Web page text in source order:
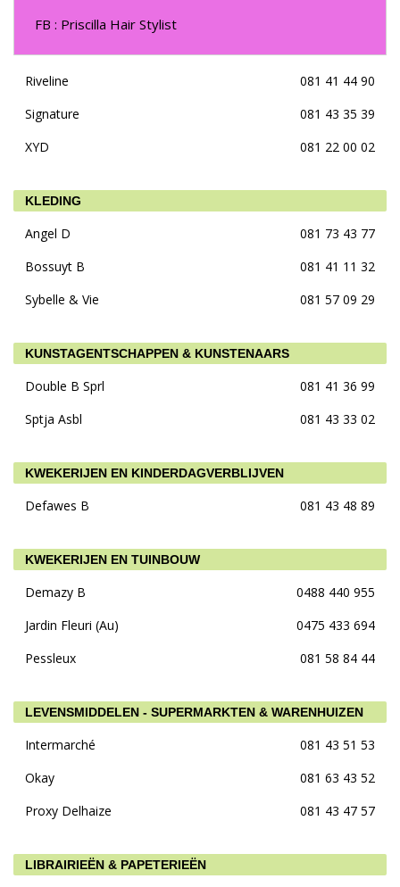
FB : Priscilla Hair Stylist
Riveline
081 41 44 90
Signature
081 43 35 39
XYD
081 22 00 02
KLEDING
Angel D
081 73 43 77
Bossuyt B
081 41 11 32
Sybelle & Vie
081 57 09 29
KUNSTAGENTSCHAPPEN & KUNSTENAARS
Double B Sprl
081 41 36 99
Sptja Asbl
081 43 33 02
KWEKERIJEN EN KINDERDAGVERBLIJVEN
Defawes B 081 43 48 89
KWEKERIJEN EN TUINBOUW
Demazy B
0488 440 955
Jardin Fleuri (Au)
0475 433 694
Pessleux
081 58 84 44
LEVENSMIDDELEN - SUPERMARKTEN & WARENHUIZEN
Intermarché
081 43 51 53
Okay
081 63 43 52
Proxy Delhaize
081 43 47 57
LIBRAIRIEËN & PAPETERIEËN